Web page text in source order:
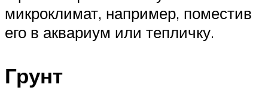
микроклимат, например, поместив
его в аквариум или тепличку.
Грунт